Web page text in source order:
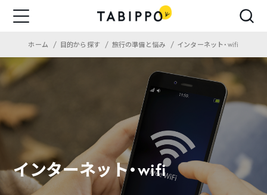
ホーム 目的から探す 旅行の準備と悩み インターネット・wifi
インターネット・wifi